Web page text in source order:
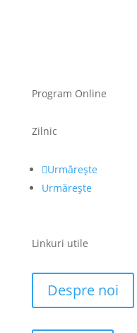
Program Online
Zilnic
Urmărește
Urmărește
Linkuri utile
Despre noi